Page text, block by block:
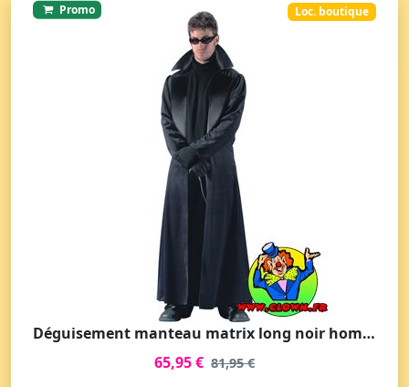
Promo Loc. boutique
Déguisement manteau matrix long noir homme
65,95 € 81,95 €